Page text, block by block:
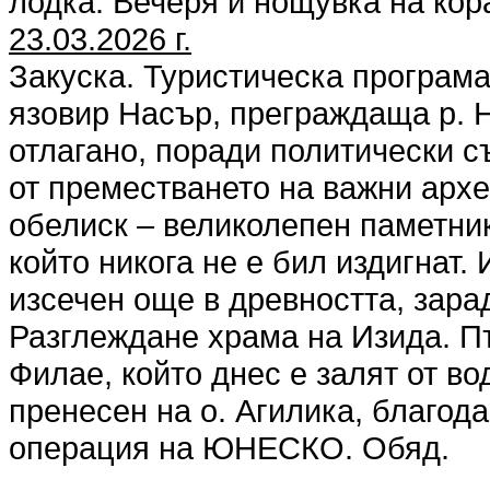
23.03.2026 г.
Закуска. Туристическа
язовир Насър, преграждаща р.
отлагано, поради политически
от преместването на важни
обелиск – великолепен
който никога не е бил
изсечен още в древността,
Разглеждане храма на Изида.
Филае, който днес е залят от
пренесен на о. Агилика,
операция на ЮНЕСКО. Обяд.